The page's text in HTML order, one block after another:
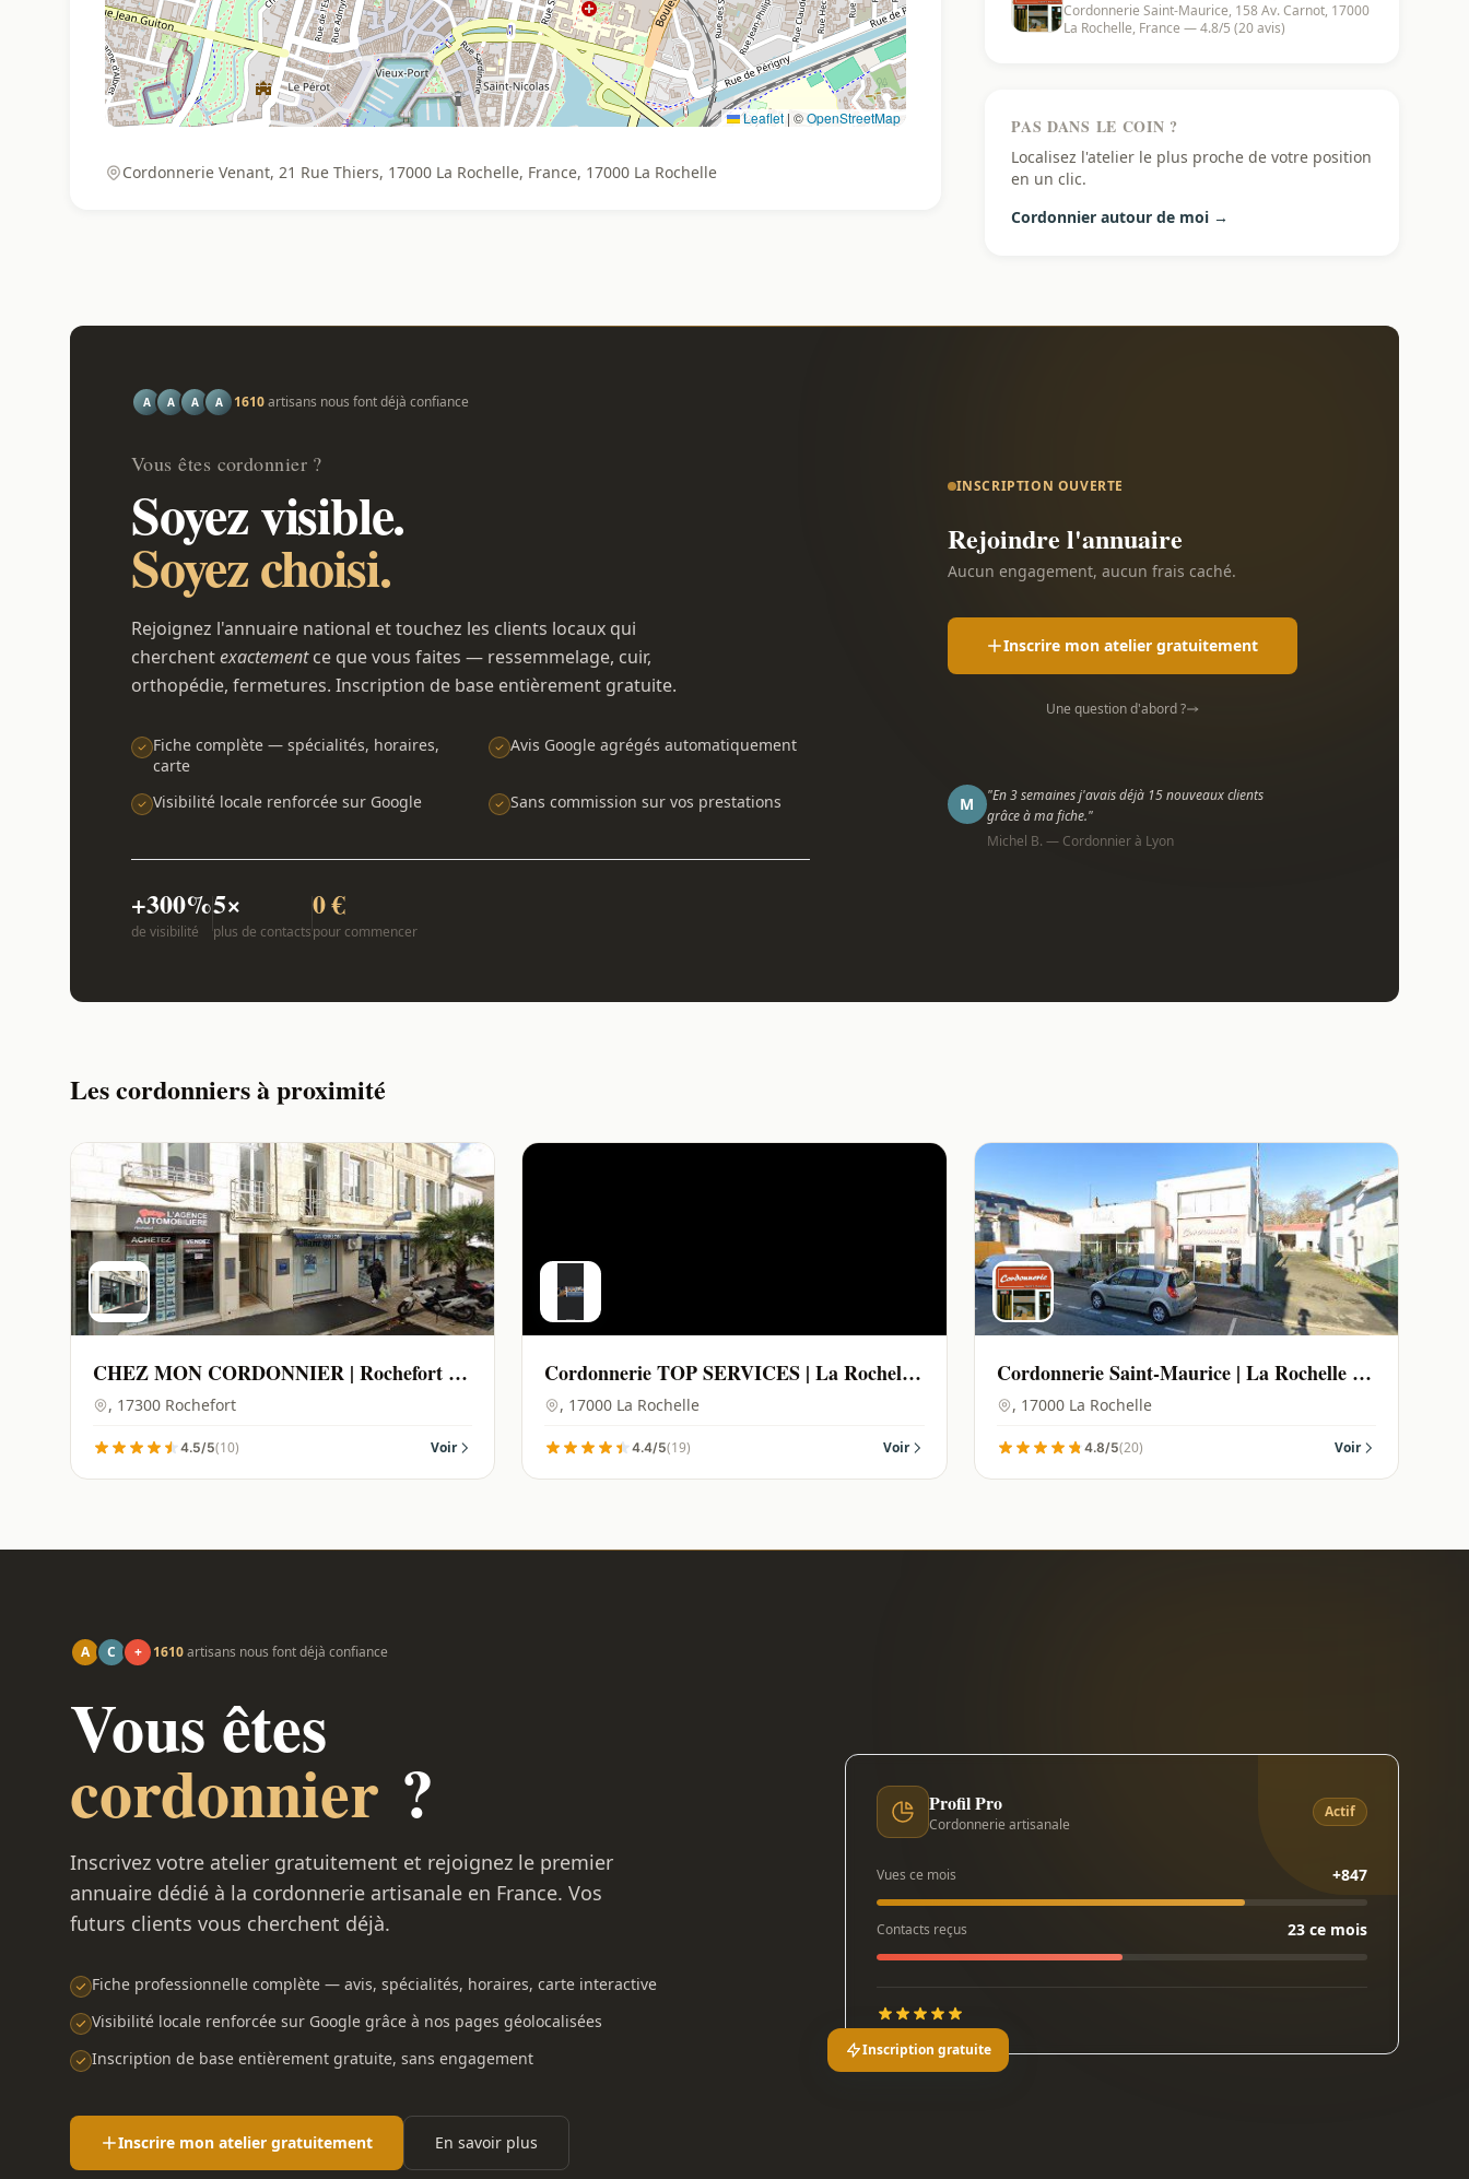
Leaflet | ©OpenStreetMap
Cordonnerie Venant, 21 Rue Thiers, 17000 La Rochelle, France, 17000 La Rochelle
- 17000
Cordonnerie Saint-Maurice, 158 Av. Carnot, 17000
La Rochelle, France — 4.8/5 (20 avis)
PAS DANS LE COIN ?
Localisez l'atelier le plus proche de votre position
en un clic.
Cordonnier autour de moi →
A A A A 1610artisans nous font déjà confiance
Vous êtes cordonnier ?
Soyez visible.
Soyez choisi.
Rejoignez l'annuaire national et touchez les clients locaux qui
cherchentexactementce que vous faites — ressemmelage, cuir,
orthopédie, fermetures. Inscription de base entièrement gratuite.
Fiche complète — spécialités, horaires,
carte
Avis Google agrégés automatiquement
Visibilité locale renforcée sur Google Sans commission sur vos prestations
+300%
de visibilité
5×
plus de contacts
0 €
pour commencer
INSCRIPTION OUVERTE
Rejoindre l'annuaire
Aucun engagement, aucun frais caché.
Inscrire mon atelier gratuitement
Une question d'abord ?
M
"En 3 semaines j'avais déjà 15 nouveaux clients
grâce à ma fiche."
Michel B. — Cordonnier à Lyon
Les cordonniers à proximité
CHEZ MON CORDONNIER | Rochefort -
17300
, 17300 Rochefort
4.5/5(10) Voir
Cordonnerie TOP SERVICES | La Rochelle
- 17000
, 17000 La Rochelle
4.4/5(19) Voir
Cordonnerie Saint-Maurice | La Rochelle -
17000
, 17000 La Rochelle
4.8/5(20) Voir
A C + 1610artisans nous font déjà confiance
Vous êtes
cordonnier ?
Inscrivez votre atelier gratuitement et rejoignez le premier
annuaire dédié à la cordonnerie artisanale en France. Vos
futurs clients vous cherchent déjà.
Fiche professionnelle complète — avis, spécialités, horaires, carte interactive
Visibilité locale renforcée sur Google grâce à nos pages géolocalisées
Inscription de base entièrement gratuite, sans engagement
Inscrire mon atelier gratuitement En savoir plus
Profil Pro
Cordonnerie artisanale
Actif
Vues ce mois +847
Contacts reçus 23 ce mois
Inscription gratuite